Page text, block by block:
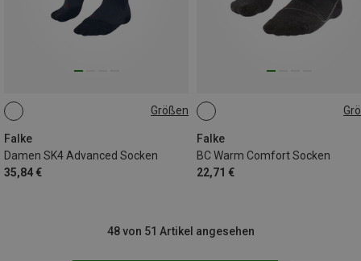
Größen
Falke
Damen SK4 Advanced Socken
35,84 €
37|38
Falke
BC Warm Comfort Socken
22,71 €
37|38
44|45
48 von 51 Artikel angesehen